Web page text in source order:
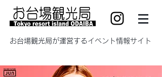
​お台場観光局が運営するイベント情報サイト